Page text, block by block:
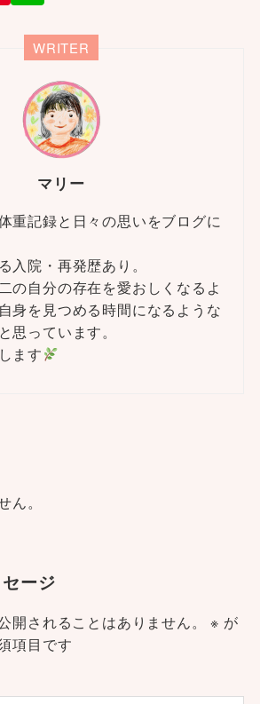
WRITER
マリー
重記録と日々の思いをブログに
入院・再発歴あり。
の自分の存在を愛おしくなるよ
身を見つめる時間になるような
思っています。
ます
ん。
ージ
開されることはありません。 ※ が
項目です